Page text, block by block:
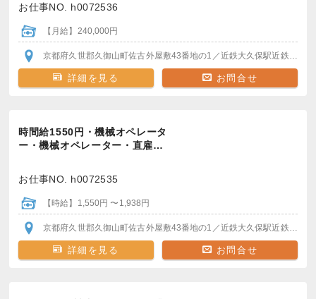
お仕事NO. h0072536
【月給】240,000円
京都府久世郡久御山町佐古外屋敷43番地の1 ／近鉄大久保駅近鉄大久保駅から京阪バスで15分
詳細を見る お問合せ
時間給1550円・機械オペレータ
ー・機械オペレーター・直雇…
お仕事NO. h0072535
【時給】1,550円 〜1,938円
京都府久世郡久御山町佐古外屋敷43番地の1 ／近鉄大久保駅近鉄大久保駅から京阪バスで15分
詳細を見る お問合せ